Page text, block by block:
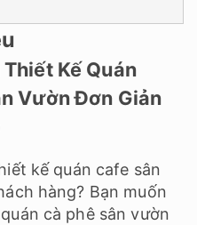
Kế Quán
Vườn Đơn Giản
kế quán cafe sân
hàng? Bạn muốn
cà phê sân vườn